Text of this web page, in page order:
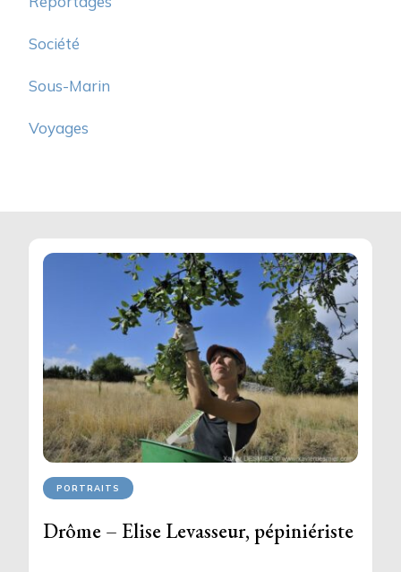
Société
Sous-Marin
Voyages
PORTRAITS
Drôme – Elise Levasseur, pépiniériste